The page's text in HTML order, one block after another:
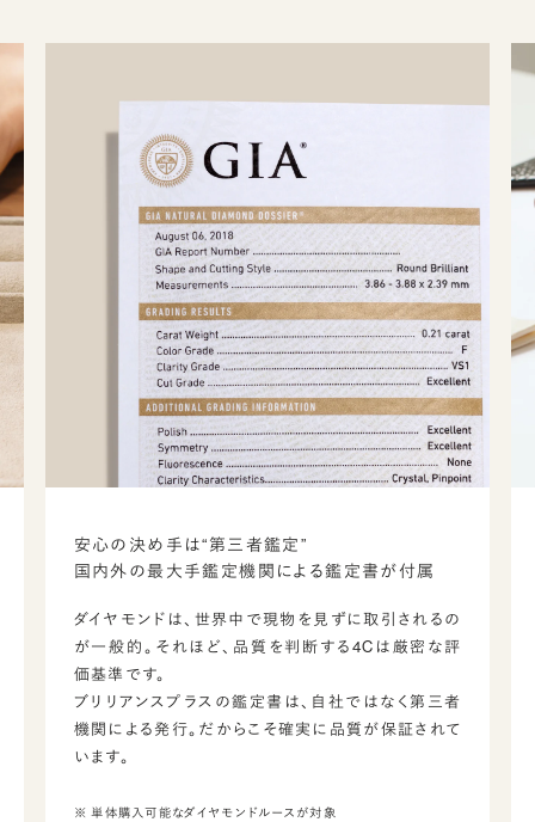
安心の決め手は“第三者鑑定”
国内外の最大手鑑定機関による鑑定書が付属
ダイヤモンドは、世界中で現物を見ずに取引されるの
が一般的。それほど、品質を判断する4Cは厳密な評
価基準です。
ブリリアンスプラスの鑑定書は、自社ではなく第三者
機関による発行。だからこそ確実に品質が保証されて
います。
※ 単体購入可能なダイヤモンドルースが対象